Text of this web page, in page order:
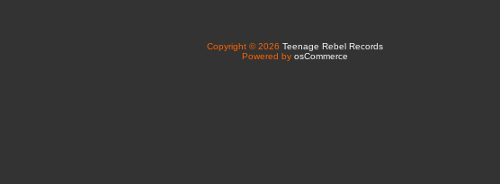
Copyright © 2026 Teenage Rebel Records
Powered by osCommerce